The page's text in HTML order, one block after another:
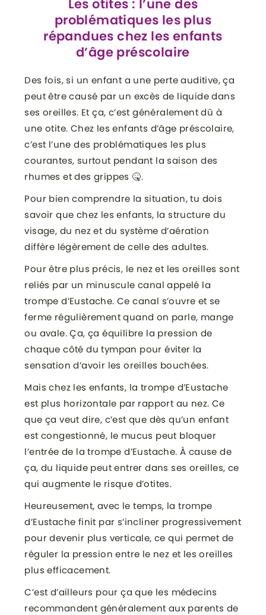
Les otites : l’une des
problématiques les plus
répandues chez les enfants
d’âge préscolaire
Des fois, si un enfant a une perte auditive, ça
peut être causé par un excès de liquide dans
ses oreilles. Et ça, c’est généralement dû à
une otite. Chez les enfants d’âge préscolaire,
c’est l’une des problématiques les plus
courantes, surtout pendant la saison des
rhumes et des grippes 🤒.
Pour bien comprendre la situation, tu dois
savoir que chez les enfants, la structure du
visage, du nez et du système d’aération
diffère légèrement de celle des adultes.
Pour être plus précis, le nez et les oreilles sont
reliés par un minuscule canal appelé la
trompe d’Eustache. Ce canal s’ouvre et se
ferme régulièrement quand on parle, mange
ou avale. Ça, ça équilibre la pression de
chaque côté du tympan pour éviter la
sensation d’avoir les oreilles bouchées.
Mais chez les enfants, la trompe d’Eustache
est plus horizontale par rapport au nez. Ce
que ça veut dire, c’est que dès qu’un enfant
est congestionné, le mucus peut bloquer
l’entrée de la trompe d’Eustache. À cause de
ça, du liquide peut entrer dans ses oreilles, ce
qui augmente le risque d’otites.
Heureusement, avec le temps, la trompe
d’Eustache finit par s’incliner progressivement
pour devenir plus verticale, ce qui permet de
réguler la pression entre le nez et les oreilles
plus efficacement.
C’est d’ailleurs pour ça que les médecins
recommandent généralement aux parents de